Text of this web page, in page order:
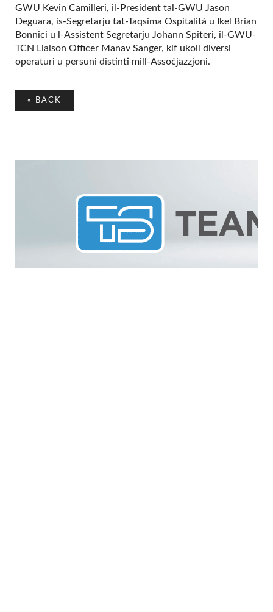
GWU Kevin Camilleri, il-President tal-GWU Jason
Deguara, is-Segretarju tat-Taqsima Ospitalità u Ikel Brian
Bonnici u l-Assistent Segretarju Johann Spiteri, il-GWU-
TCN Liaison Officer Manav Sanger, kif ukoll diversi
operaturi u persuni distinti mill-Assoċjazzjoni.
« BACK